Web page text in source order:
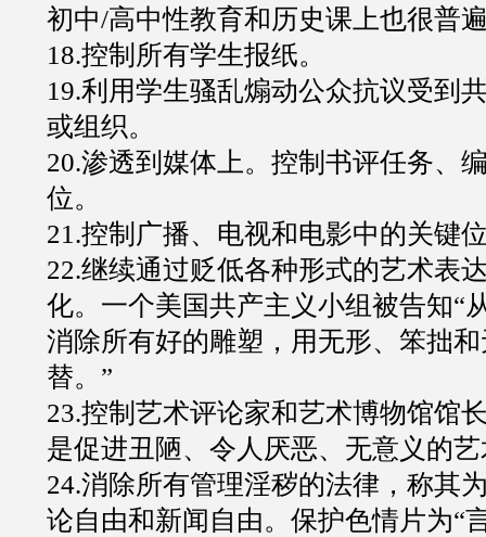
初中/高中性教育和历史课上也很普
18.控制所有学生报纸。
19.利用学生骚乱煽动公众抗议受到
或组织。
20.渗透到媒体上。控制书评任务、
位。
21.控制广播、电视和电影中的关键
22.继续通过贬低各种形式的艺术表
化。一个美国共产主义小组被告知“
消除所有好的雕塑，用无形、笨拙
替。”
23.控制艺术评论家和艺术博物馆馆
是促进丑陋、令人厌恶、无意义的艺
24.消除所有管理淫秽的法律，称其
论自由和新闻自由。保护色情片为“